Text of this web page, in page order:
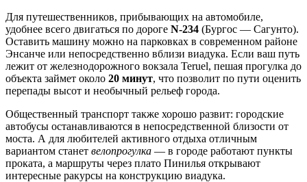
Для путешественников, прибывающих на автомобиле,
удобнее всего двигаться по дороге N-234 (Бургос — Сагунто).
Оставить машину можно на парковках в современном районе
Энсанче или непосредственно вблизи виадука. Если ваш путь
лежит от железнодорожного вокзала Teruel, пешая прогулка до
объекта займет около 20 минут, что позволит по пути оценить
перепады высот и необычный рельеф города.
Общественный транспорт также хорошо развит: городские
автобусы останавливаются в непосредственной близости от
моста. А для любителей активного отдыха отличным
вариантом станет велопрогулка — в городе работают пункты
проката, а маршруты через плато Пинилья открывают
интересные ракурсы на конструкцию виадука.